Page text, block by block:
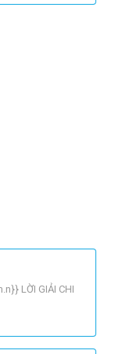
LỜI GIẢI CHI
3^{18}